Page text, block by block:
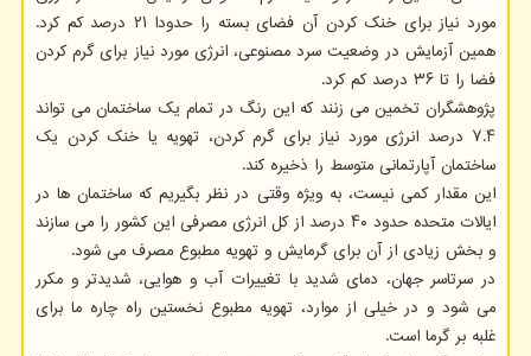
مورد نیاز برای خنک کردن آن فضای بسته را حدودا ۲۱ درصد کم کرد.
همین آزمایش در وضعیت سرد مصنوعی، انرژی مورد نیاز برای گرم کردن
فضا را تا ۳۶ درصد کم کرد.
پژوهشگران تخمین می زنند که این رنگ در تمام یک ساختمان می تواند
۷.۴ درصد انرژی مورد نیاز برای گرم کردن، تهویه یا خنک کردن یک
ساختمان آپارتمانی متوسط را ذخیره کند.
این مقدار کمی نیست، به ویژه وقتی در نظر بگیریم که ساختمان ها در
ایالات متحده حدود ۴۰ درصد از کل انرژی مصرفی این کشور را می سازند
و بخش زیادی از آن برای گرمایش و تهویه مطبوع مصرف می شود.
در سرتاسر جهان، دمای شدید با تغییرات آب و هوایی، شدیدتر و مکرر
می شود و در خیلی از موارد، تهویه مطبوع نخستین راه چاره ما برای
غلبه بر گرما است.